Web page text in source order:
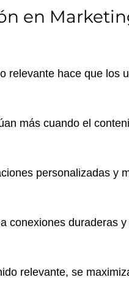
en
relevante hace que los
más cuando el
personalizadas y
conexiones duraderas
relevante, se